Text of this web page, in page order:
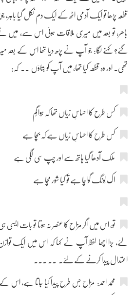
قطعہ پڑھا تو ایک آدمی اٹھ کے ایک دم نکل گیا
باھر، تو بعد میں میری ملاقات ہوئی اس سے، میں
گئے؟ کہنے لگا: جو آپ نے پڑھ دیا تھا اس کے بعد
تھی۔ اور وہ قطعہ کیا تھا، میں آپ کو بتاؤں ۔۔ کہ:
کس طرح کا احساسِ زیاں تھا کہ ہُوا گُم
کس طرح کا احساسِ زیاں ہے کہ بچا ہے
ملک آدھا گیا ہاتھ سے اور چپ سی لگی ہے
اک لَونگ گواچا ہے تو کیا شور مچا ہے
تو، اس میں اگر مزاح کا عنصر نہ ہوتا تو بات
لئے، بڑا اچھا لفظ آپ نے کہا کہ اس میں ایک
اعتدال پیدا کرنے کے لئے۔ ۔۔ ۔۔۔
محمد احمد: مزاح جس طرح پیدا کیا جاتا ہے، اس